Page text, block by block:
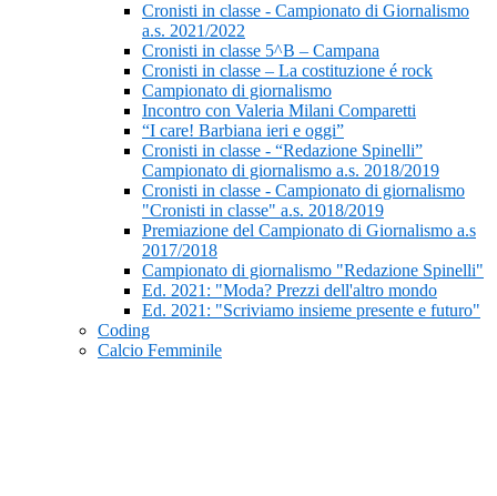
Cronisti in classe - Campionato di Giornalismo
a.s. 2021/2022
Cronisti in classe 5^B – Campana
Cronisti in classe – La costituzione é rock
Campionato di giornalismo
Incontro con Valeria Milani Comparetti
“I care! Barbiana ieri e oggi”
Cronisti in classe - “Redazione Spinelli”
Campionato di giornalismo a.s. 2018/2019
Cronisti in classe - Campionato di giornalismo
"Cronisti in classe" a.s. 2018/2019
Premiazione del Campionato di Giornalismo a.s
2017/2018
Campionato di giornalismo "Redazione Spinelli"
Ed. 2021: "Moda? Prezzi dell'altro mondo
Ed. 2021: "Scriviamo insieme presente e futuro"
Coding
Calcio Femminile